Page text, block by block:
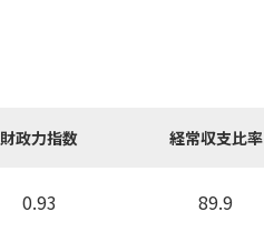
財政力指数 経常収支比率
0.93 89.9